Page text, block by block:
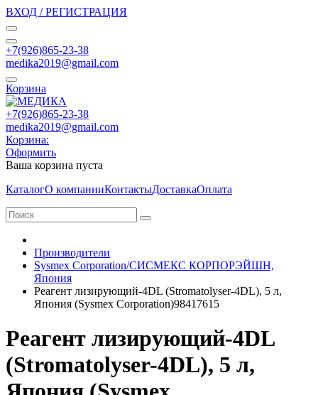
ВХОД / РЕГИСТРАЦИЯ
+7(926)865-23-38
medika2019@gmail.com
Корзина
+7(926)865-23-38
medika2019@gmail.com
Корзина:
Оформить
Ваша корзина пуста
КаталогО компанииКонтактыДоставкаОплата
Производители
Sysmex Corporation/СИСМЕКС КОРПОРЭЙШН,
Япония
Реагент лизирующий-4DL (Stromatolyser-4DL), 5 л,
Япония (Sysmex Corporation)98417615
Реагент лизирующий-4DL
(Stromatolyser-4DL), 5 л,